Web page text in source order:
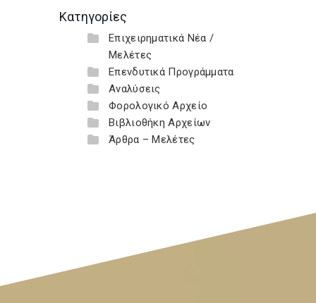
Κατηγορίες
Επιχειρηματικά Νέα /
Μελέτες
Επενδυτικά Προγράμματα
Αναλύσεις
Φορολογικό Αρχείο
Βιβλιοθήκη Αρχείων
Άρθρα – Μελέτες